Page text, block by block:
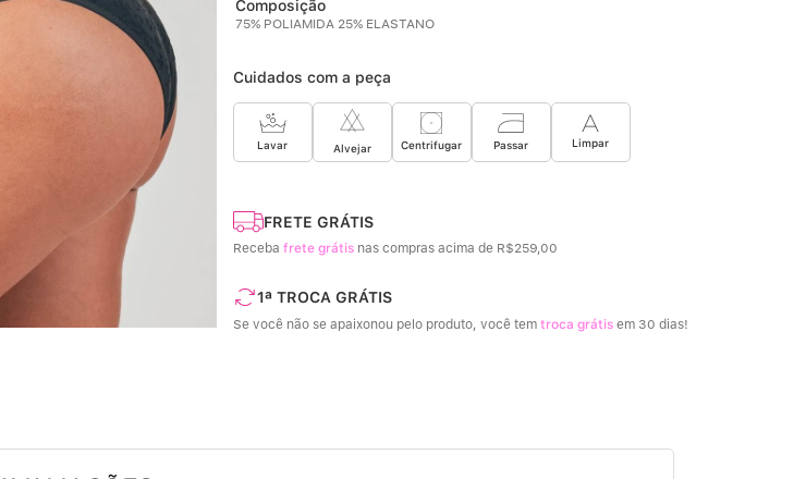
75% POLIAMIDA 25% ELASTANO
Cuidados com a peça
Lavar Alvejar Centrifugar Passar Limpar
FRETE GRÁTIS
Receba frete grátisnas compras acima de R$259,00
1ª TROCA GRÁTIS
Se você não se apaixonou pelo produto, você tem troca grátisem 30 dias!